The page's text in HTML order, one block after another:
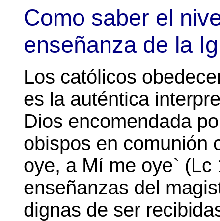
Como saber el
enseñanza de la
Los católicos
es la auténtica
Dios encomendada
obispos en comunión
oye, a Mí me oye` (Lc
enseñanzas del
dignas de ser